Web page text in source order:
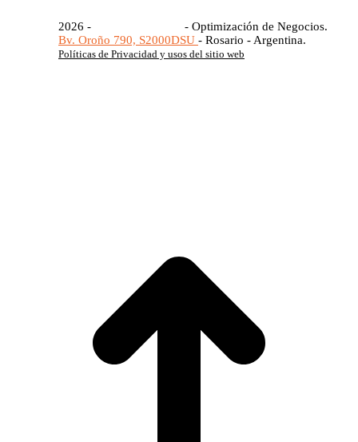
2026 -
- Optimización de Negocios.
Bv. Oroño 790, S2000DSU - Rosario - Argentina.
Políticas de Privacidad y usos del sitio web